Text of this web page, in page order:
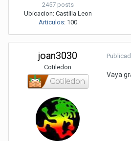
2457 posts
Ubicacion: Castilla Leon
Articulos: 100
joan3030
Cotiledon
Vaya